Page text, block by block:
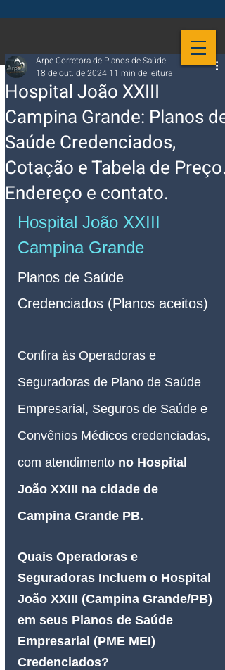
Hospital João XXIII
Campina Grande: Planos de
Saúde Credenciados,
Cotação e Tabela de Preço.
Endereço e contato.
Arpe Corretora de Planos de Saúde
18 de out. de 2024 11 min de leitura
Hospital João XXIII
Campina Grande
Planos de Saúde
Credenciados (Planos aceitos)
Confira às Operadoras e
Seguradoras de Plano de Saúde
Empresarial, Seguros de Saúde e
Convênios Médicos credenciadas,
com atendimento no Hospital
João XXIII na cidade de
Campina Grande PB.
Quais Operadoras e
Seguradoras Incluem o Hospital
João XXIII (Campina Grande/PB)
em seus Planos de Saúde
Empresarial (PME MEI)
Credenciados?